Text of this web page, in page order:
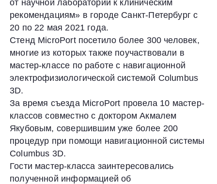
от научной лаборатории к клиническим
рекомендациям» в городе Санкт-Петербург с
20 по 22 мая 2021 года.
Стенд MicroPort посетило более 300 человек,
многие из которых также поучаствовали в
мастер-классе по работе с навигационной
электрофизиологической системой Columbus
3D.
За время съезда MicroPort провела 10 мастер-
классов совместно с доктором Акмалем
Якубовым, совершившим уже более 200
процедур при помощи навигационной системы
Columbus 3D.
Гости мастер-класса заинтересовались
полученной информацией об